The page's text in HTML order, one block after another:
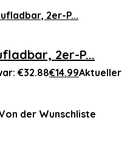
2er-P...
€32.88€14.99Aktueller
der Wunschliste